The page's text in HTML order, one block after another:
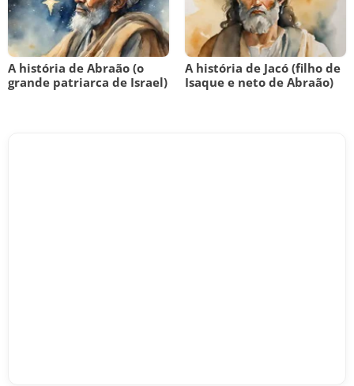
A história de Abraão (o
grande patriarca de Israel)
A história de Jacó (filho de
Isaque e neto de Abraão)